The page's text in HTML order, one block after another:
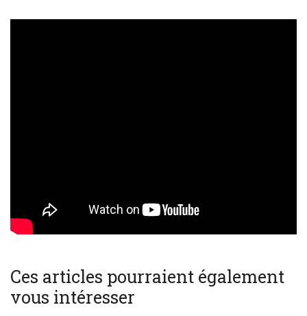
Ces articles pourraient également
vous intéresser